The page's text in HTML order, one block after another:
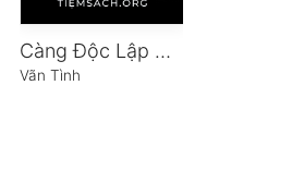
Càng Độc Lập Càng Cao Quý
Vãn Tình